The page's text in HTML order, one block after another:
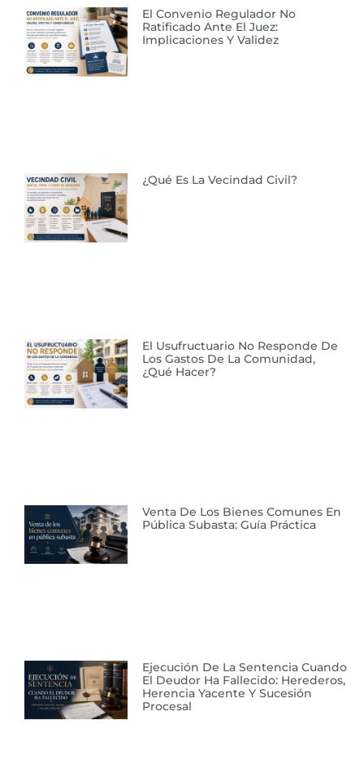
El Convenio Regulador No
Ratificado Ante El Juez:
Implicaciones Y Validez
¿Qué Es La Vecindad Civil?
El Usufructuario No Responde De
Los Gastos De La Comunidad,
¿qué Hacer?
Venta De Los Bienes Comunes En
Pública Subasta: Guía Práctica
Ejecución De La Sentencia Cuando
El Deudor Ha Fallecido: Herederos,
Herencia Yacente Y Sucesión
Procesal